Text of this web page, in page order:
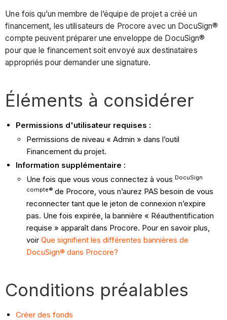
Une fois qu’un membre de l’équipe de projet a créé un
financement, les utilisateurs de Procore avec un DocuSign®
compte peuvent préparer une enveloppe de DocuSign®
pour que le financement soit envoyé aux destinataires
appropriés pour demander une signature.
Éléments à considérer
Permissions d'utilisateur requises :
Permissions de niveau « Admin » dans l’outil
Financement du projet.
Information supplémentaire :
Une fois que vous vous connectez à vous DocuSign
compte® de Procore, vous n’aurez PAS besoin de vous
reconnecter tant que le jeton de connexion n’expire
pas. Une fois expirée, la bannière « Réauthentification
requise » apparaît dans Procore. Pour en savoir plus,
voirQue signifient les différentes bannières de
DocuSign® dans Procore?
Conditions préalables
Créer des fonds